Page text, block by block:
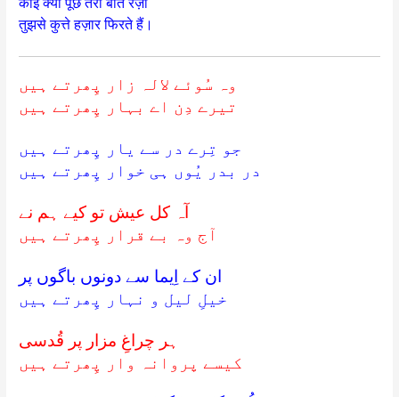
तुझसे कुत्ते हज़ार फिरते हैं।
وہ سُوئے لالہ زار پِھرتے ہیں
تیرے دِن اے بہار پِھرتے ہیں
جو تِرے در سے یار پِھرتے ہیں
در بدر یُوں ہی خوار پِھرتے ہیں
آہ کل عیش تو کیے ہم نے
آج وہ بے قرار پِھرتے ہیں
ان کے اِیما سے دونوں باگوں پر
خیلِ لیل و نہار پِھرتے ہیں
ہر چراغِ مزار پر قُدسی
کیسے پروانہ وار پِھرتے ہیں